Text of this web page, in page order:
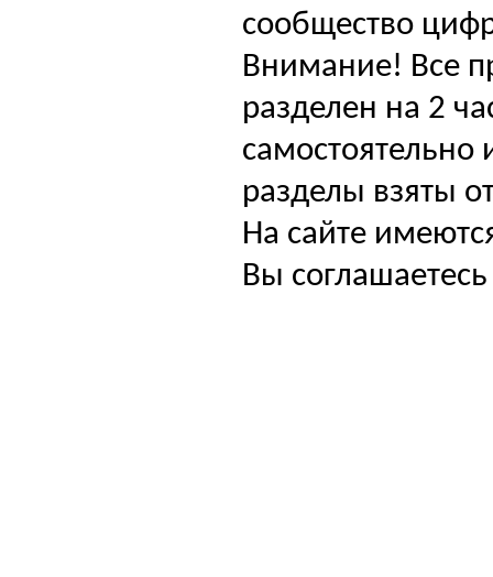
сообщество
Внимание! Все
разделен на 2
самостоятельно
разделы взяты
На сайте
Вы